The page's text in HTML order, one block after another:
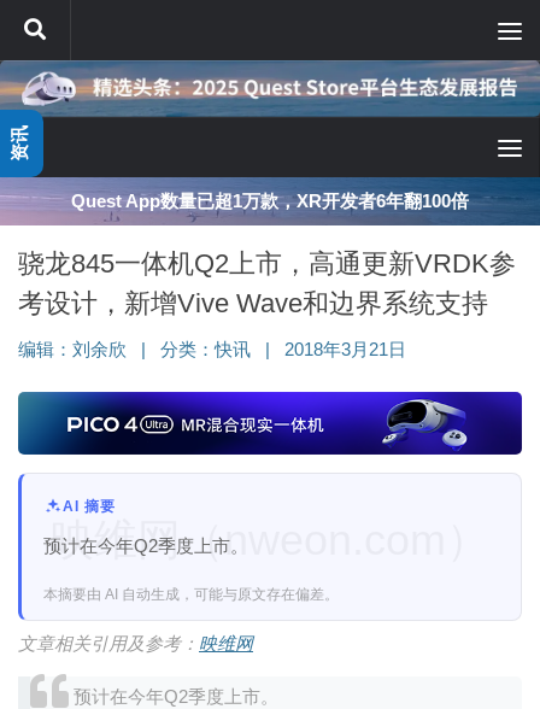
跳至内容
深度分享：AI智能眼镜的现实困境与严峻出路
骁龙845一体机Q2上市，高通更新VRDK参
考设计，新增Vive Wave和边界系统支持
编辑： 刘余欣 分类：快讯 2018年3月21日
AI 摘要
预计在今年Q2季度上市。
本摘要由 AI 自动生成，可能与原文存在偏差。
文章相关引用及参考： 映维网
预计在今年Q2季度上市。
映维网（nweon.com）
资讯